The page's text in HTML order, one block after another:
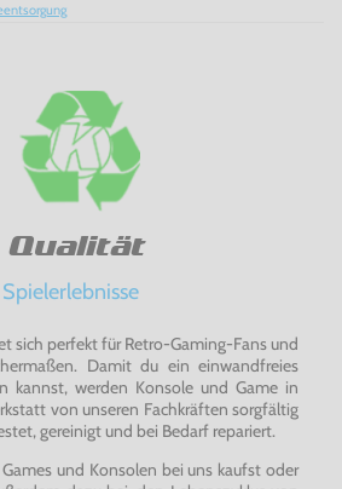
Qualität
sich perfekt für Retro-Gaming-Fans und
Damit du ein einwandfreies
kannst, werden Konsole und Game in
von unseren Fachkräften sorgfältig
gereinigt und bei Bedarf repariert.
und Konsolen bei uns kaufst oder